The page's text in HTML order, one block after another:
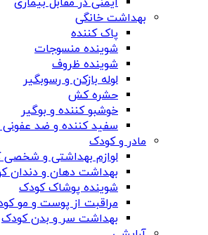
بهداشت خانگی
پاک کننده
شوینده منسوجات
شوینده ظروف
لوله بازکن و رسوبگیر
حشره کش
خوشبو کننده و بوگیر
سفید کننده و ضد عفونی
مادر و کودک
لوازم بهداشتی و
بهداشت دهان و دندان
شوینده پوشاک کودک
مراقبت از پوست و مو
بهداشت سر و بدن کودک